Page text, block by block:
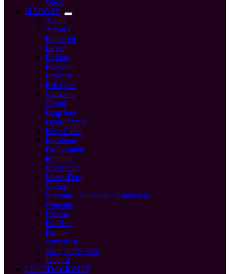
Otros
MARCAS
Acana
Acomer
Balanced
Bayer
Bioline
Bravecto
Bravery
Brit Care
Catchow
Cremi
Dogchow
DragPharma
Easy Clean
Excellent
Fit Formula
Frontline
MasterCat
MasterDog
Mazuri
Naturals / Diamond / NutraGold
Nómade
Pipicat
ProPlan
Purina
Simparica
Taste of the Wild
Tropifit
LIQUIDACIONES